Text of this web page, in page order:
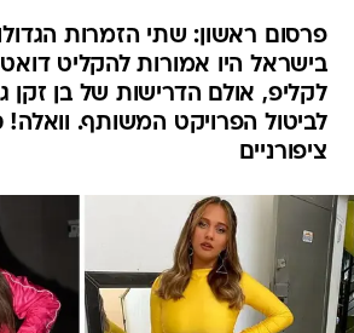
פרסום ראשון: שתי הזמרות
בישראל היו אמורות להקליט
לקליפ, אולם הדרישות של בן זקן
לביטול הפרויקט המשותף.
ציפורניים